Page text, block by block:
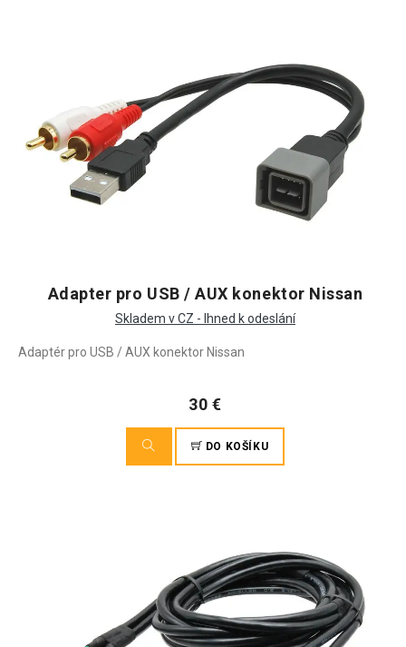
Adapter pro USB / AUX konektor Nissan
Skladem v CZ - Ihned k odeslání
Adaptér pro USB / AUX konektor Nissan
30 €
DO KOŠÍKU